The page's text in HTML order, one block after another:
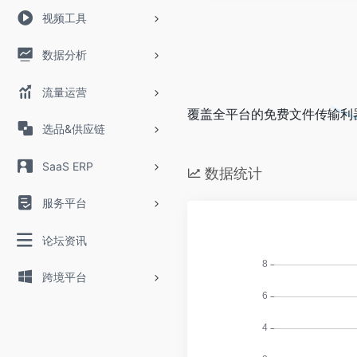
视频工具
数据分析
流量运营
选品&供应链
SaaS ERP
服务平台
论坛资讯
跨境平台
覆盖全平台的免费文件传输利
数据统计